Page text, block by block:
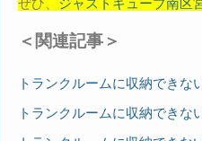
ぜひ、 ジャストキューブ南区
＜関連記事＞
トランクルームに収納できな
トランクルームに収納できな